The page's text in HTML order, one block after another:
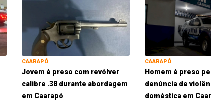
CAARAPÓ
Jovem é preso com revólver
calibre .38 durante abordagem
em Caarapó
CAARAPÓ
Homem é preso
denúncia de
doméstica em